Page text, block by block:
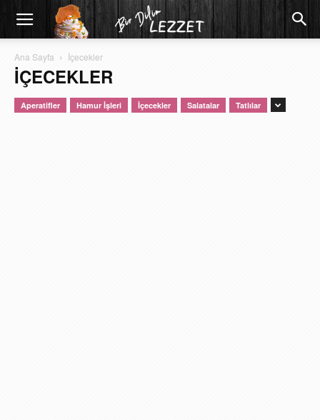
Ana Sayfa İçecekler
İÇECEKLER
Aperatifler Hamur İşleri İçecekler Salatalar Tatlılar